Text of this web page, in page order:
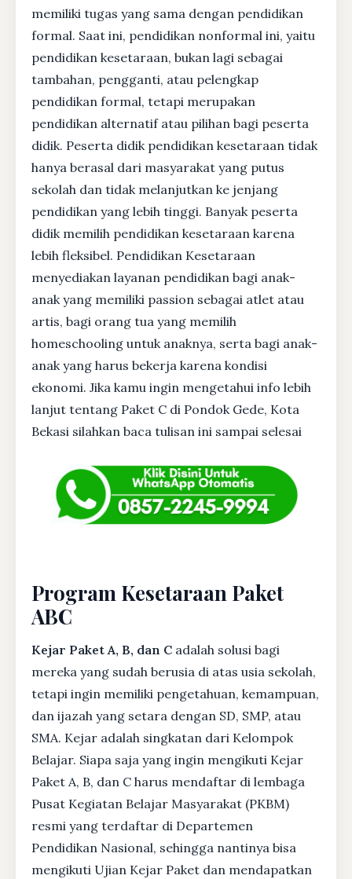
memiliki tugas yang sama dengan pendidikan
formal. Saat ini, pendidikan nonformal ini, yaitu
pendidikan kesetaraan, bukan lagi sebagai
tambahan, pengganti, atau pelengkap
pendidikan formal, tetapi merupakan
pendidikan alternatif atau pilihan bagi peserta
didik. Peserta didik pendidikan kesetaraan tidak
hanya berasal dari masyarakat yang putus
sekolah dan tidak melanjutkan ke jenjang
pendidikan yang lebih tinggi. Banyak peserta
didik memilih pendidikan kesetaraan karena
lebih fleksibel. Pendidikan Kesetaraan
menyediakan layanan pendidikan bagi anak-
anak yang memiliki passion sebagai atlet atau
artis, bagi orang tua yang memilih
homeschooling untuk anaknya, serta bagi anak-
anak yang harus bekerja karena kondisi
ekonomi. Jika kamu ingin mengetahui info lebih
lanjut tentang Paket C di Pondok Gede, Kota
Bekasi silahkan baca tulisan ini sampai selesai
Program Kesetaraan Paket
ABC
Kejar Paket A, B, dan C adalah solusi bagi
mereka yang sudah berusia di atas usia sekolah,
tetapi ingin memiliki pengetahuan, kemampuan,
dan ijazah yang setara dengan SD, SMP, atau
SMA. Kejar adalah singkatan dari Kelompok
Belajar. Siapa saja yang ingin mengikuti Kejar
Paket A, B, dan C harus mendaftar di lembaga
Pusat Kegiatan Belajar Masyarakat (PKBM)
resmi yang terdaftar di Departemen
Pendidikan Nasional, sehingga nantinya bisa
mengikuti Ujian Kejar Paket dan mendapatkan